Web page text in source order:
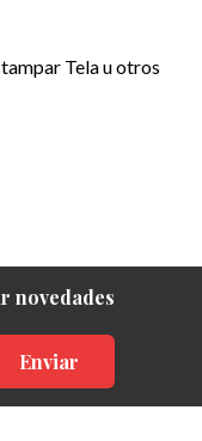
Tela u otros
novedades
Enviar